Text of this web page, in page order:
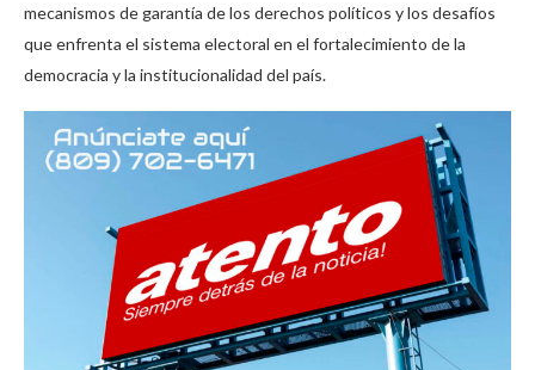
mecanismos de garantía de los derechos políticos y los desafíos
que enfrenta el sistema electoral en el fortalecimiento de la
democracia y la institucionalidad del país.